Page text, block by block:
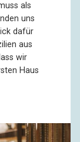
als
uns
dafür
aus
wir
Haus